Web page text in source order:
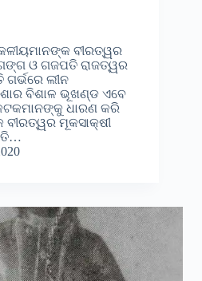
ବୀରତ୍ୱର
ଓ ଗଜପତି ରାଜତ୍ୱର
ଲୀନ
ବିଶାଳ ଭୂଖଣ୍ଡ ଏବେ
ଧାରଣ କରି
ବୀରତ୍ୱର ମୂକସାକ୍ଷୀ